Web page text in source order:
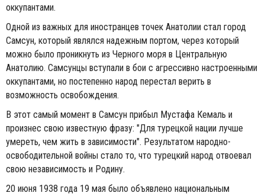
оккупантами.
Одной из важных для иностранцев точек Анатолии стал город
Самсун, который являлся надежным портом, через который
можно было проникнуть из Черного моря в Центральную
Анатолию. Самсунцы вступали в бои с агрессивно настроенными
оккупантами, но постепенно народ перестал верить в
возможность освобождения.
В этот самый момент в Самсун прибыл Мустафа Кемаль и
произнес свою известную фразу: "Для турецкой нации лучше
умереть, чем жить в зависимости". Результатом народно-
освободительной войны стало то, что турецкий народ отвоевал
свою независимость и Родину.
20 июня 1938 года 19 мая было объявлено национальным